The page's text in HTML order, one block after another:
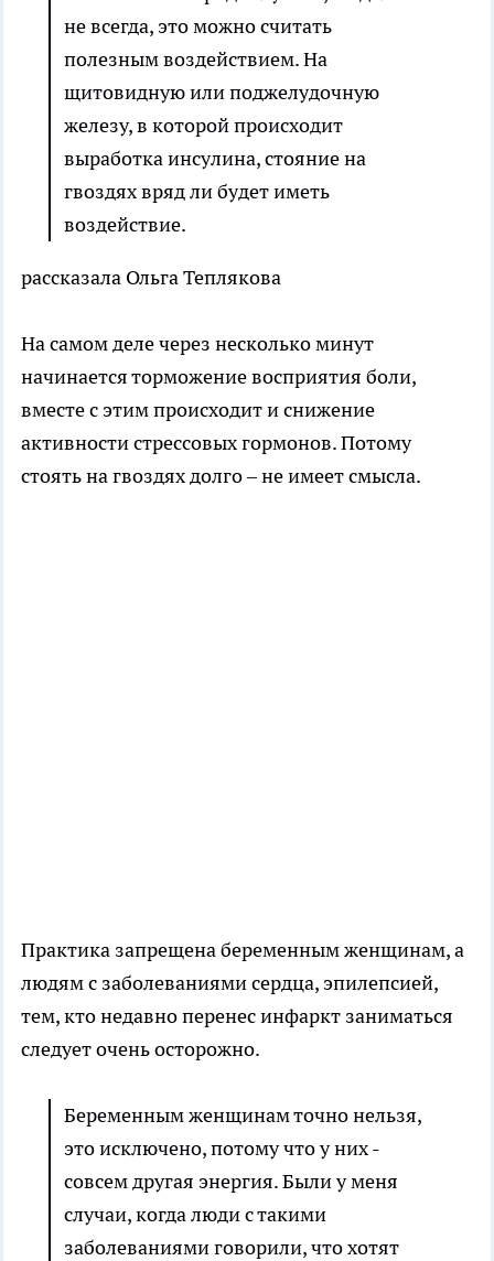
не всегда, это можно считать
полезным воздействием. На
щитовидную или поджелудочную
железу, в которой происходит
выработка инсулина, стояние на
гвоздях вряд ли будет иметь
воздействие.
рассказала Ольга Теплякова
На самом деле через несколько минут
начинается торможение восприятия боли,
вместе с этим происходит и снижение
активности стрессовых гормонов. Потому
стоять на гвоздях долго – не имеет смысла.
Практика запрещена беременным женщинам, а
людям с заболеваниями сердца, эпилепсией,
тем, кто недавно перенес инфаркт заниматься
следует очень осторожно.
Беременным женщинам точно нельзя,
это исключено, потому что у них -
совсем другая энергия. Были у меня
случаи, когда люди с такими
заболеваниями говорили, что хотят